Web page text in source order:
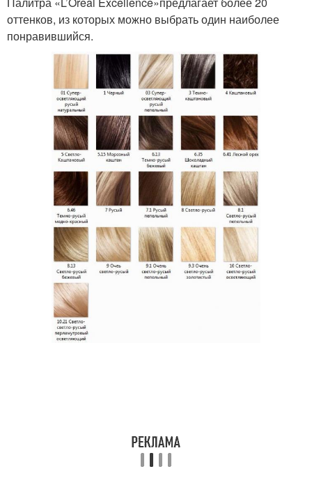
оттенков, из которых можно выбрать один наиболее
понравившийся.